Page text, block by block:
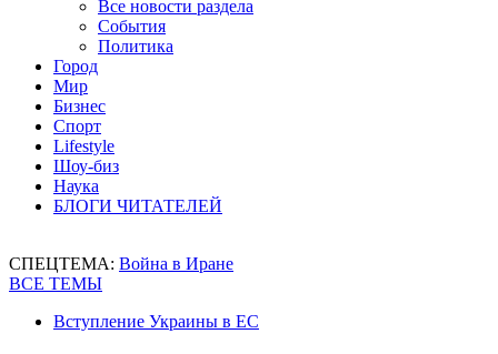
Все новости раздела
События
Политика
Город
Мир
Бизнес
Спорт
Lifestyle
Шоу-биз
Наука
БЛОГИ ЧИТАТЕЛЕЙ
СПЕЦТЕМА: Война в Иране
ВСЕ ТЕМЫ
Вступление Украины в ЕС